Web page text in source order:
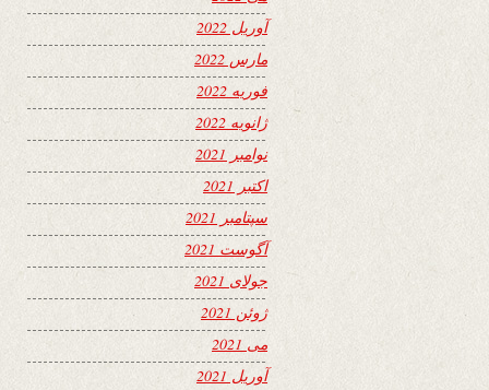
آوریل 2022
مارس 2022
فوریه 2022
ژانویه 2022
نوامبر 2021
اکتبر 2021
سپتامبر 2021
آگوست 2021
جولای 2021
ژوئن 2021
می 2021
آوریل 2021